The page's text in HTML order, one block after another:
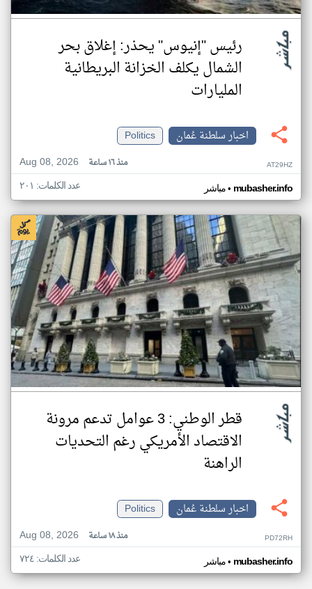
رئيس "إنيوس" يحذر: إغلاق بحر
الشمال يكلف الخزانة البريطانية
المليارات
اخبار سلطنة عُمان
Politics
Aug 08, 2026
منذ ١٦ ساعة AT29HZ
مباشر• mubasher.info عدد الكلمات: ٢٠١
قطر الوطني: 3 عوامل تدعم مرونة
الاقتصاد الأمريكي رغم التحديات
الراهنة
اخبار سلطنة عُمان
Politics
Aug 08, 2026
منذ ١٨ ساعة PD72RH
مباشر• mubasher.info عدد الكلمات: ٧٢٤